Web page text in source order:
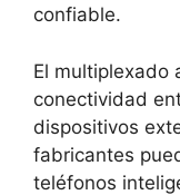
confiable.
El multiplexado
conectividad
dispositivos
fabricantes
teléfonos